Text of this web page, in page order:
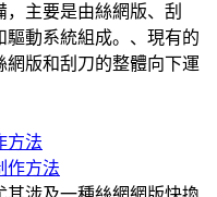
，主要是由絲網版、刮
驅動系統組成。、現有的
版和刮刀的整體向下運
方法